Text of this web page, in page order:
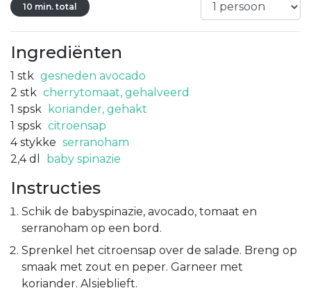
10 min. total
Ingrediënten
1 stk gesneden avocado
2 stk cherrytomaat, gehalveerd
1 spsk
koriander, gehakt
1 spsk citroensap
4 stykke serranoham
2,4 dl baby spinazie
Instructies
Schik de babyspinazie, avocado, tomaat en
serranoham op een bord.
Sprenkel het citroensap over de salade. Breng op
smaak met zout en peper. Garneer met
koriander. Alsjeblieft.